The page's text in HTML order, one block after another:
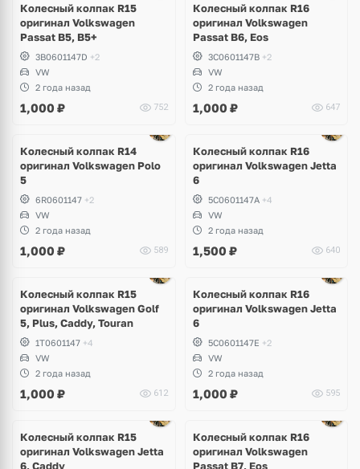
Колесный колпак R15
оригинал Volkswagen
Passat B5, B5+
3B0601147D +2
VW
2 года назад
1,000 ₽ 752
Колесный колпак R16
оригинал Volkswagen
Passat B6, Eos
3C0601147B +2
VW
2 года назад
1,000 ₽ 647
Колесный колпак R14
оригинал Volkswagen Polo
5
6R0601147 +2
VW
2 года назад
1,000 ₽ 589
Колесный колпак R16
оригинал Volkswagen Jetta
6
5C0601147A +4
VW
2 года назад
1,500 ₽ 640
Колесный колпак R15
оригинал Volkswagen Golf
5, Plus, Caddy, Touran
1T0601147 +4
VW
2 года назад
1,000 ₽ 612
Колесный колпак R16
оригинал Volkswagen Jetta
6
5C0601147E +2
VW
2 года назад
1,000 ₽ 595
Колесный колпак R15
оригинал Volkswagen Jetta
6, Caddy
Колесный колпак R16
оригинал Volkswagen
Passat B7, Eos